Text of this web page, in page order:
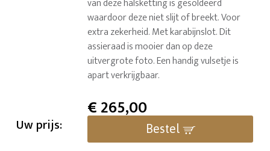
van deze halsketting is gesoldeerd
waardoor deze niet slijt of breekt. Voor
extra zekerheid. Met karabijnslot. Dit
assieraad is mooier dan op deze
uitvergrote foto. Een handig vulsetje is
apart verkrijgbaar.
Uw prijs:
€265,00
Bestel